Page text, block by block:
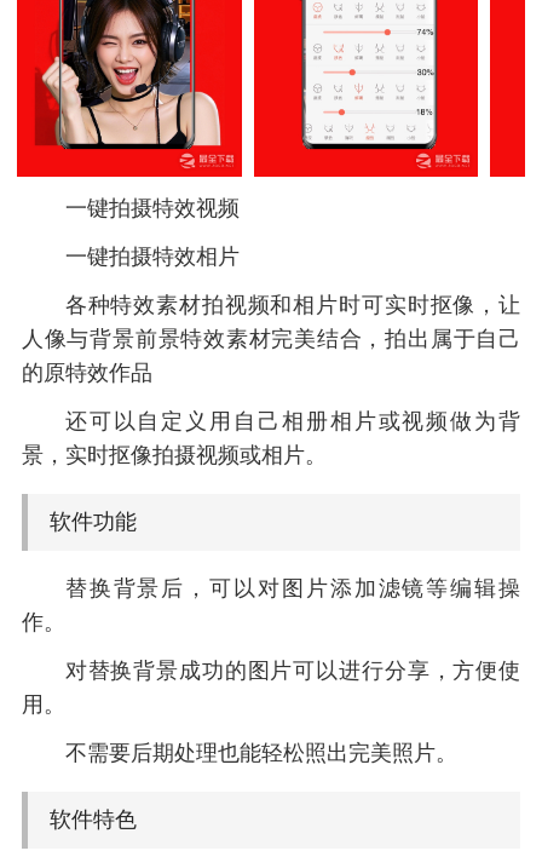
一键拍摄特效视频
一键拍摄特效相片
各种特效素材拍视频和相片时可实时抠像，让
人像与背景前景特效素材完美结合，拍出属于自己
的原特效作品
还可以自定义用自己相册相片或视频做为背
景，实时抠像拍摄视频或相片。
软件功能
替换背景后，可以对图片添加滤镜等编辑操
作。
对替换背景成功的图片可以进行分享，方便使
用。
不需要后期处理也能轻松照出完美照片。
软件特色